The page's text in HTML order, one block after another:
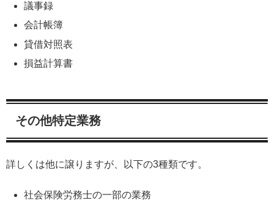
議事録
会計帳簿
貸借対照表
損益計算書
その他特定業務
詳しくは他に譲りますが、以下の3種類です。
社会保険労務士の一部の業務